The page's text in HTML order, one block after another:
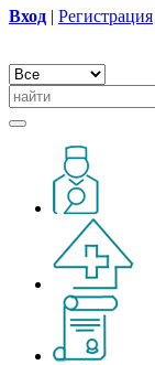
Вход | Регистрация